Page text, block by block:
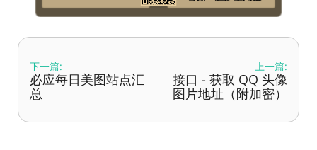
下一篇:
必应每日美图站点汇
总
上一篇:
接口 - 获取 QQ 头像
图片地址（附加密）